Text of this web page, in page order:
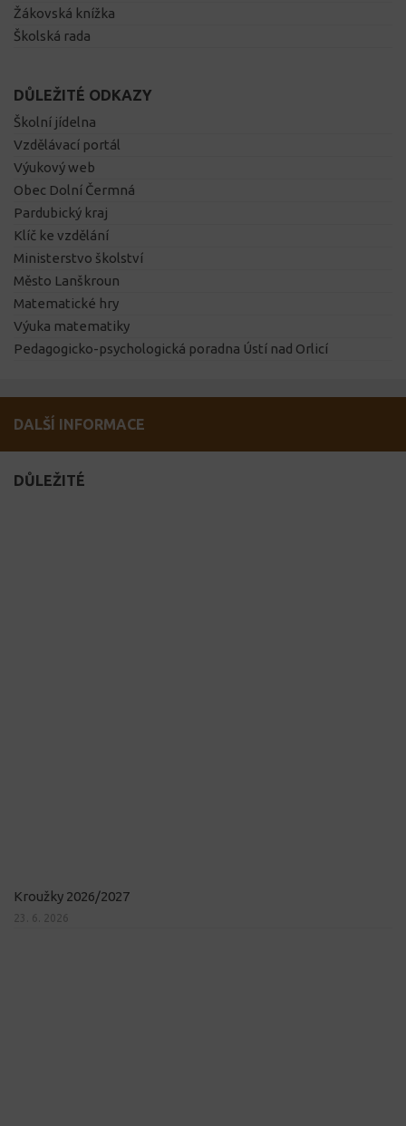
Žákovská knížka
Školská rada
DŮLEŽITÉ ODKAZY
Školní jídelna
Vzdělávací portál
Výukový web
Obec Dolní Čermná
Pardubický kraj
Klíč ke vzdělání
Ministerstvo školství
Město Lanškroun
Matematické hry
Výuka matematiky
Pedagogicko-psychologická poradna Ústí nad Orlicí
DALŠÍ INFORMACE
DŮLEŽITÉ
Kroužky 2026/2027
23. 6. 2026